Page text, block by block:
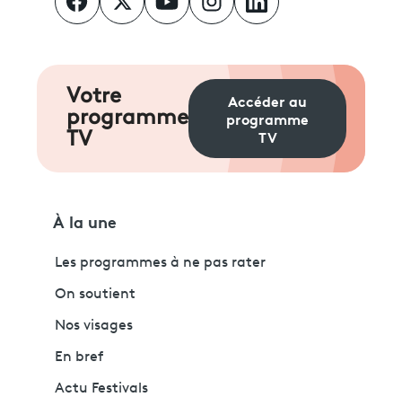
Votre
programme
TV
Accéder au
programme
TV
À la une
Les programmes à ne pas rater
On soutient
Nos visages
En bref
Actu Festivals